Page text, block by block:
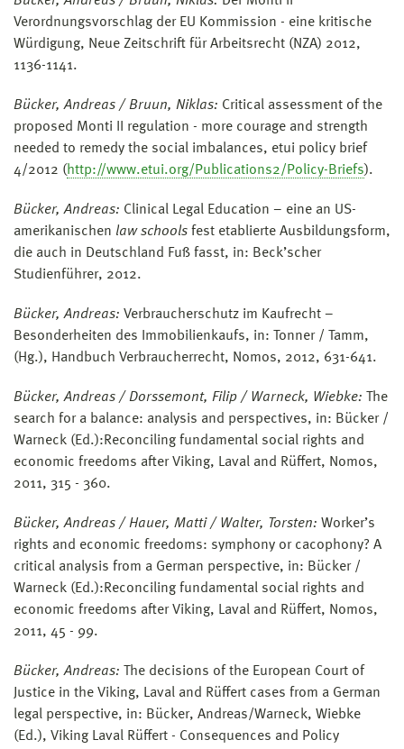
Verordnungsvorschlag der EU Kommission - eine kritische
Würdigung, Neue Zeitschrift für Arbeitsrecht (NZA) 2012,
1136-1141.
Bücker, Andreas / Bruun, Niklas: Critical assessment of the
proposed Monti II regulation - more courage and strength
needed to remedy the social imbalances, etui policy brief
4/2012 (http://www.etui.org/Publications2/Policy-Briefs).
Bücker, Andreas: Clinical Legal Education – eine an US-
amerikanischen law schools fest etablierte Ausbildungsform,
die auch in Deutschland Fuß fasst, in: Beck’scher
Studienführer, 2012.
Bücker, Andreas: Verbraucherschutz im Kaufrecht –
Besonderheiten des Immobilienkaufs, in: Tonner / Tamm,
(Hg.), Handbuch Verbraucherrecht, Nomos, 2012, 631-641.
Bücker, Andreas / Dorssemont, Filip / Warneck, Wiebke:
The
search for a balance: analysis and perspectives, in: Bücker /
Warneck (Ed.):Reconciling fundamental social rights and
economic freedoms after Viking, Laval and Rüffert, Nomos,
2011, 315 - 360.
Bücker, Andreas / Hauer, Matti / Walter, Torsten: Worker’s
rights and economic freedoms: symphony or cacophony? A
critical analysis from a German perspective, in: Bücker /
Warneck (Ed.):Reconciling fundamental social rights and
economic freedoms after Viking, Laval and Rüffert, Nomos,
2011, 45 - 99.
Bücker, Andreas:
The decisions of the European Court of
Justice in the Viking, Laval and Rüffert cases from a German
legal perspective, in: Bücker, Andreas/Warneck, Wiebke
(Ed.), Viking Laval Rüffert - Consequences and Policy